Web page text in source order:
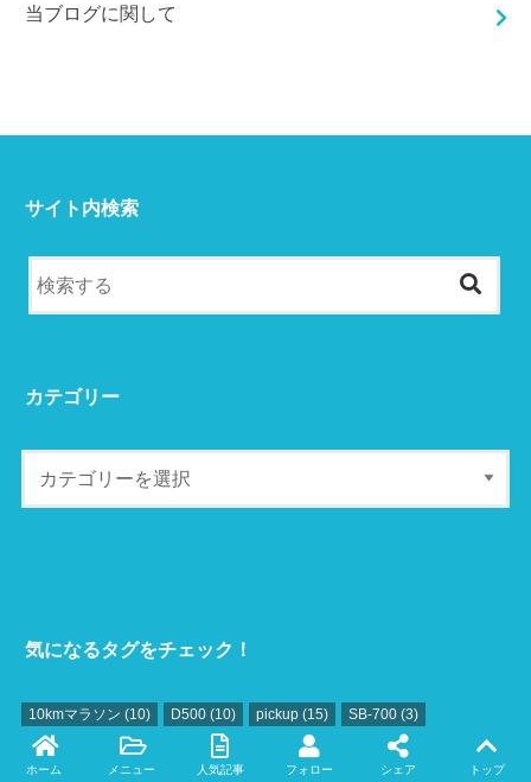
当ブログに関して
サイト内検索
カテゴリー
気になるタグをチェック！
10kmマラソン (10) D500 (10) pickup (15) SB‐700 (3)
TOEIC
アカハライモリ (3) アキレス腱断裂
アクセス数
(15) アドセンス(15) ウグイ(4) エサ(2)
ホーム メニュー 人気記事 フォロー シェア トップ
Twitter facebook instagram